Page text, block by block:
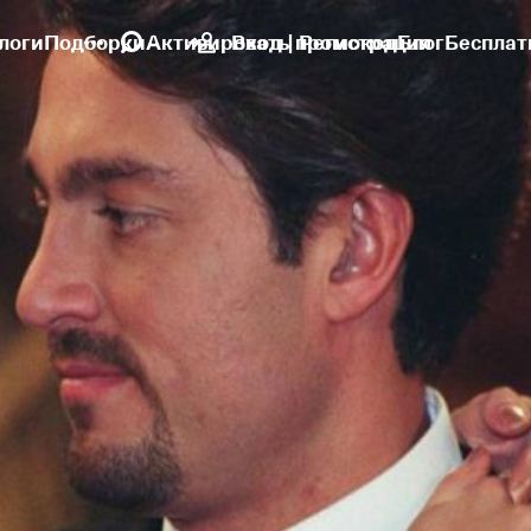
ПодборкиАктивировать промокодБлог
Вход | Регистрация